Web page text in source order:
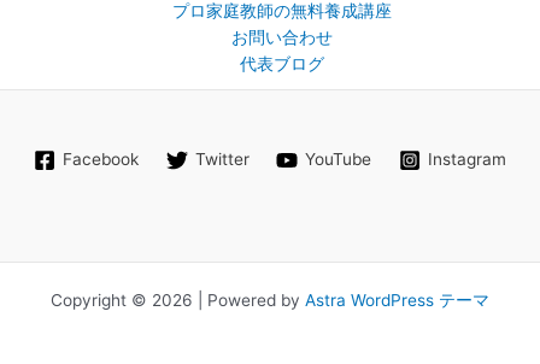
プロ家庭教師の無料養成講座
お問い合わせ
代表ブログ
Facebook Twitter YouTube Instagram
Copyright © 2026 | Powered by Astra WordPress テーマ